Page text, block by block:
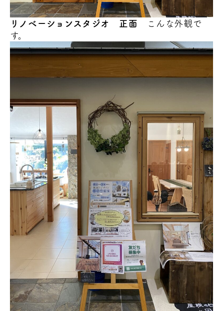
リノベーションスタジオ 正面 こんな外観で
す。